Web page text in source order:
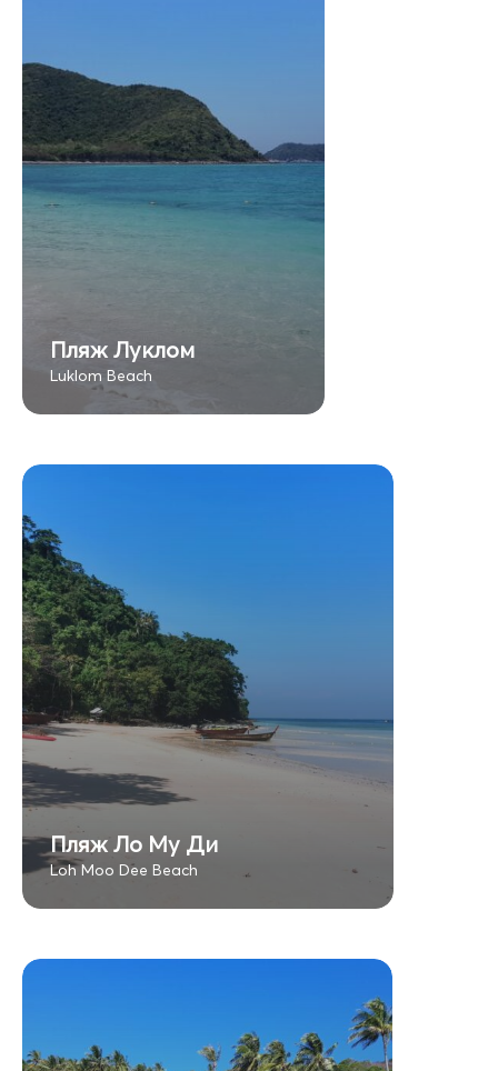
Пляж Луклом
Luklom Beach
Пляж Ло Му Ди
Loh Moo Dee Beach